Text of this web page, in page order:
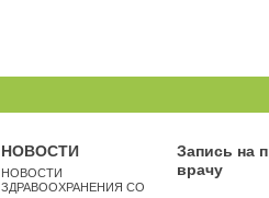
НОВОСТИ
НОВОСТИ
ЗДРАВООХРАНЕНИЯ СО
Запись на
врачу